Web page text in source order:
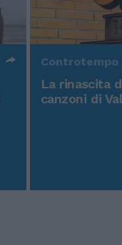
Controtempo
La rinascita
canzoni di